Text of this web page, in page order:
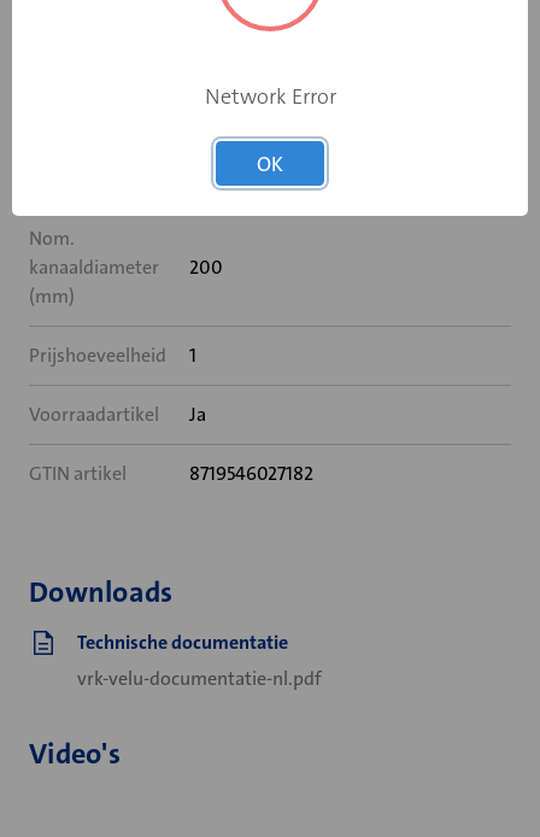
Nee
200
Nom.
kanaaldiameter
(mm)
200
Prijshoeveelheid 1
Voorraadartikel Ja
GTIN artikel 8719546027182
Downloads
Technische documentatie
vrk-velu-documentatie-nl.pdf
Video's
Network Error
OK